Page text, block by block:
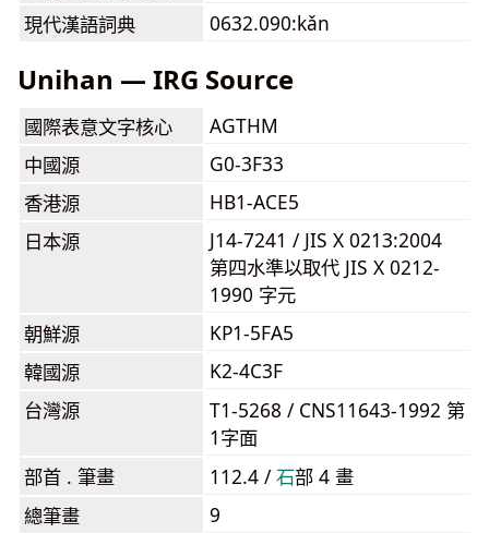
現代漢語詞典
0632.090:kǎn
Unihan — IRG Source
國際表意文字核心
AGTHM
中國源
G0-3F33
香港源
HB1-ACE5
日本源
J14-7241 / JIS X 0213:2004
第四水準以取代 JIS X 0212-
1990 字元
朝鮮源
KP1-5FA5
韓國源
K2-4C3F
台灣源
T1-5268 / CNS11643-1992 第
1字面
部首 . 筆畫
112.4 /⽯部 4 畫
總筆畫
9